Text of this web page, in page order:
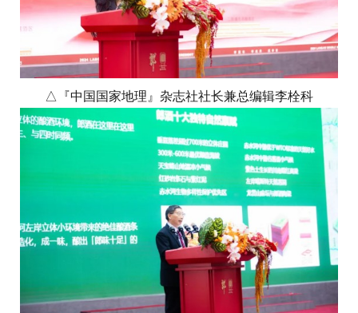
△『中国国家地理』杂志社社长兼总编辑李栓科